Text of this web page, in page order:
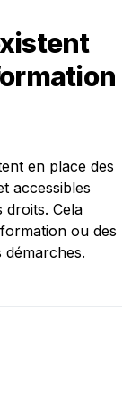
en place des
accessibles
Cela
ou des